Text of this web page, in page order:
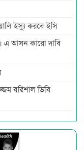
ইস্যু করবে ইসি
এ আসন কারো দাবি
বরিশাল ডিবি